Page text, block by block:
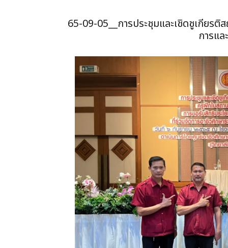
65-09-05__การประชุมและเชิดชูเกียร
การแ